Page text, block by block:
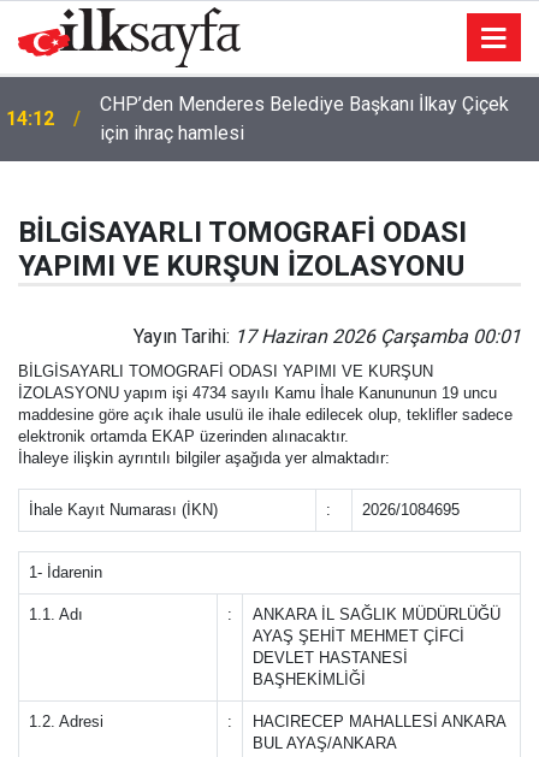
14:12
CHP’den Menderes Belediye Başkanı İlkay Çiçek
için ihraç hamlesi
BİLGİSAYARLI TOMOGRAFİ ODASI
YAPIMI VE KURŞUN İZOLASYONU
Yayın Tarihi: 17 Haziran 2026 Çarşamba 00:01
BİLGİSAYARLI TOMOGRAFİ ODASI YAPIMI VE KURŞUN
İZOLASYONU yapım işi 4734 sayılı Kamu İhale Kanununun 19 uncu
maddesine göre açık ihale usulü ile ihale edilecek olup, teklifler sadece
elektronik ortamda EKAP üzerinden alınacaktır.
İhaleye ilişkin ayrıntılı bilgiler aşağıda yer almaktadır:
İhale Kayıt Numarası (İKN) : 2026/1084695
1- İdarenin
1.1. Adı :
ANKARA İL SAĞLIK MÜDÜRLÜĞÜ
AYAŞ ŞEHİT MEHMET ÇİFCİ
DEVLET HASTANESİ
BAŞHEKİMLİĞİ
1.2. Adresi :
HACIRECEP MAHALLESİ ANKARA
BUL AYAŞ/ANKARA